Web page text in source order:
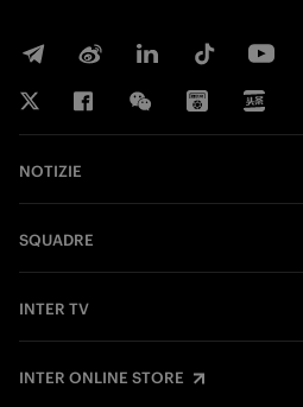
NOTIZIE
SQUADRE
INTER TV
INTER ONLINE STORE